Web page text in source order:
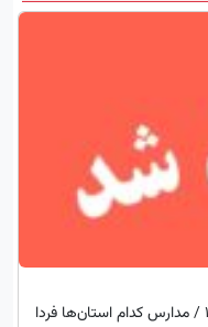
تعطیلی مدارس فردا سه‌شنبه 28 بهمن ۱۴۰۴ / مدارس کدام استان‌ها فردا